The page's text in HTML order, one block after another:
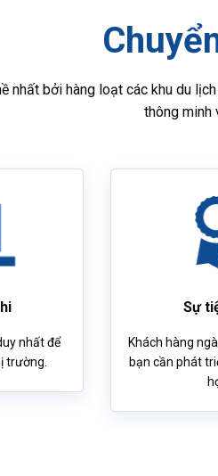
nhất bởi hàng loạt các khu du
thông minh
nhất để
trường.
Sự
Khách hàng
bạn cần phát